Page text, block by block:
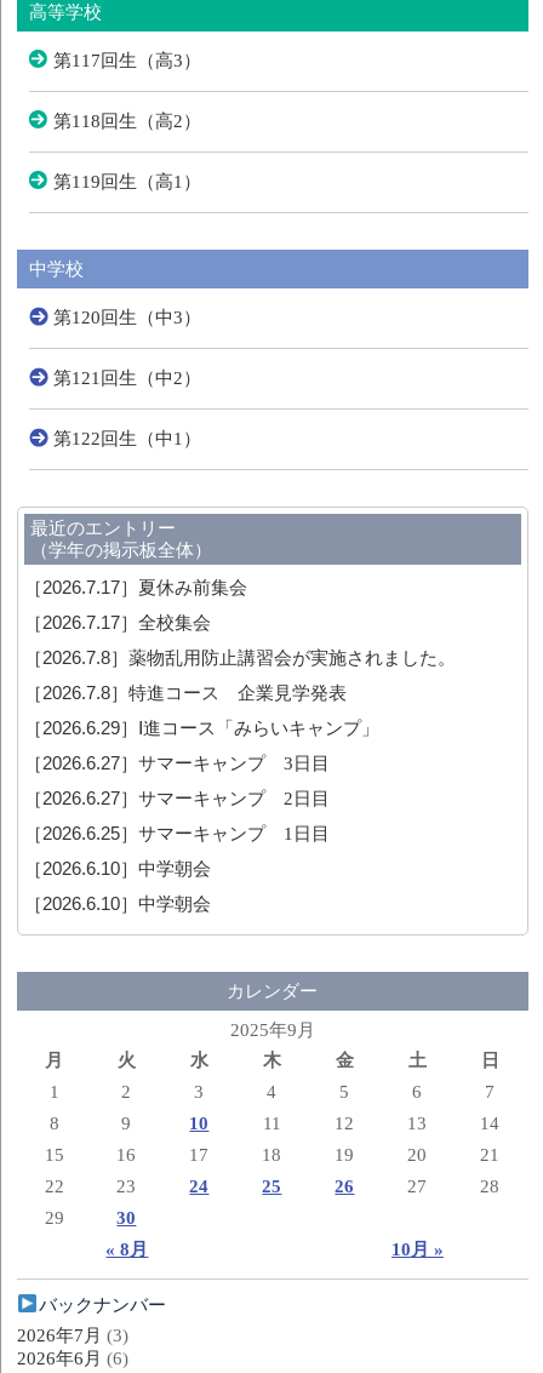
高等学校
第117回生（高3）
第118回生（高2）
第119回生（高1）
中学校
第120回生（中3）
第121回生（中2）
第122回生（中1）
最近のエントリー
（学年の掲示板全体）
［2026.7.17］ 夏休み前集会
［2026.7.17］全校集会
［2026.7.8］薬物乱用防止講習会が実施されました。
［2026.7.8］特進コース 企業見学発表
［2026.6.29］ Ⅰ進コース「みらいキャンプ」
［2026.6.27］サマーキャンプ 3日目
［2026.6.27］サマーキャンプ 2日目
［2026.6.25］サマーキャンプ 1日目
［2026.6.10］中学朝会
［2026.6.10］中学朝会
カレンダー
2025年9月
月
火 水 木 金 土 日
« 8月 10月 »
1 2 3 4 5 6
7
8
9 10 11 12 13
14
15
16 17 18 19 20
21
22
23 24 25 26 27
28
29
30
バックナンバー
2026年7月 (3)
2026年6月 (6)